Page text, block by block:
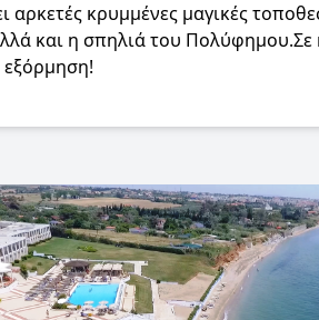
αρκετές κρυμμένες μαγικές
και η σπηλιά του Πολύφημου.Σε